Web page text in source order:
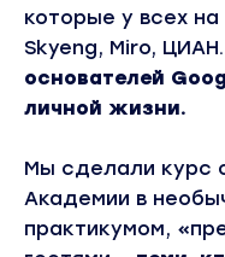
которые у всех
Skyeng, Miro,
основателей
личной жизни.
Мы сделали курс
Академии в
практикумом,